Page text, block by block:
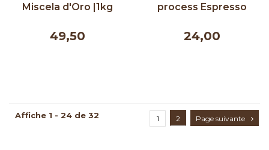
Miscela d'Oro |1kg
49,50
process Espresso
24,00
Affiche 1 - 24 de 32 1 2 Page suivante